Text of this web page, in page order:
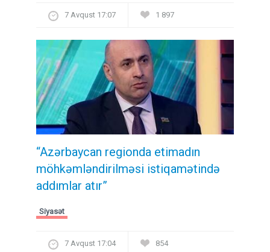
7 Avqust 17:07 1 897
“Azərbaycan regionda etimadın
möhkəmləndirilməsi istiqamətində
addımlar atır”
Siyasət
7 Avqust 17:04 854